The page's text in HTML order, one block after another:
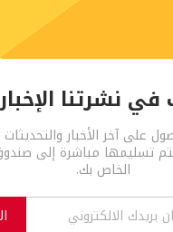
نشرتنا
على آخر الأخبار
تسليمها مباشرة إلى
الخاص بك.